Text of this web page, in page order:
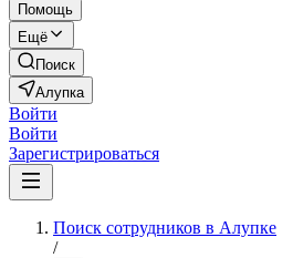
Помощь
Ещё
Поиск
Алупка
Войти
Войти
Зарегистрироваться
Поиск сотрудников в Алупке
/